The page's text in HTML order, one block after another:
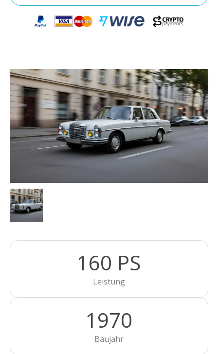
160 PS
Leistung
1970
Baujahr